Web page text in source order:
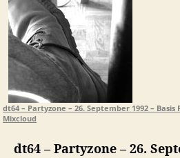
dt64 – Partyzone – 26. September 1992 – Basis
Mixcloud
dt64 – Partyzone – 26.